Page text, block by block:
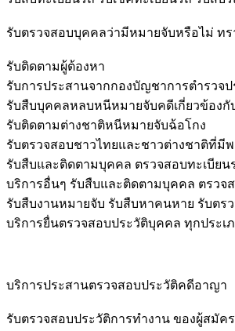
รับตรวจสอบบุคคลว่ามีหมายจับหรือไม่ ท
รับติดตามผู้ต้องหา
รับการประสานจากกองบัญชาการตำรวจ
รับสืบบุคคลหลบหนีหมายจับคดีเกี่ยวข้องกั
รับติดตามต่างชาติหนีหมายจับฉ้อโกง
รับตรวจสอบชาวไทยและชาวต่างชาติที่
รับสืบและติดตามบุคคล ตรวจสอบทะเบียน
บริการอื่นๆ รับสืบและติดตามบุคคล ตรวจ
รับสืบงานหมายจับ รับสืบหาคนหาย รับตรว
บริการยื่นตรวจสอบประวัติบุคคล ทุกประ
บริการประสานตรวจสอบประวัติคดีอาญา
รับตรวจสอบประวัติการทํางาน ของผู้สมั